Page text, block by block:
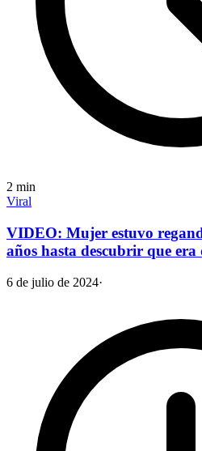
2 min
Viral
VIDEO: Mujer estuvo
años hasta descubrir que era
6 de julio de 2024·